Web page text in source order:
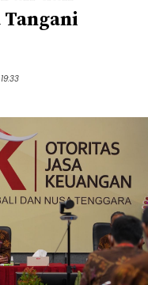
Tangani